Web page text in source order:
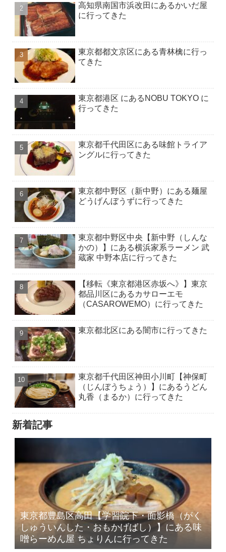
高知県南国市浜改田にあるかいだ屋
に行ってきた
東京都都文京区にある青林檎に行っ
てきた
東京都港区 にあるNOBU TOKYO に
行ってきた
東京都千代田区にある味館トライア
ングルに行ってきた
東京都中野区（新中野）にある麺屋
どうげんぼうずに行ってきた
東京都中野区中央【新中野（しんな
かの）】にある横浜家系ラーメン 武
蔵家 中野本店に行ってきた
【移転《東京都港区赤坂へ》】東京
都品川区にあるカサローエモ
（CASAROWEMO）に行ってきた
東京都北区にある闇市に行ってきた
東京都千代田区神田小川町【神保町
（じんぼうちょう）】にあるうどん
丸香（まるか）に行ってきた
新着記事
東京都豊島区高田【学習院下・面影橋（がく
しゅういんした・おもかげばし）】にある味
噌らーめん屋 ちょりんに行ってきた